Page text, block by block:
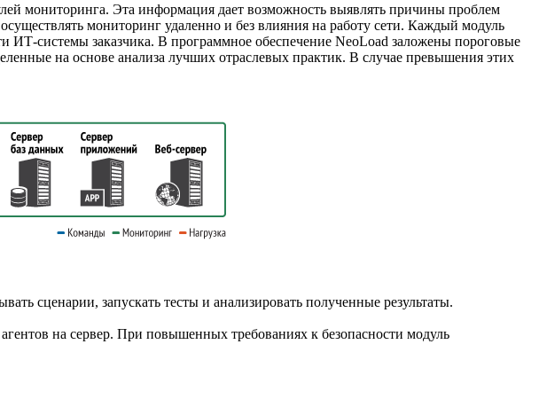
мониторинга. Эта информация дает возможность выявлять причины проблем
мониторинг удаленно и без влияния на работу сети. Каждый модуль
ИТ-системы заказчика. В программное обеспечение NeoLoad заложены пороговые
на основе анализа лучших отраслевых практик. В случае превышения этих
сценарии, запускать тесты и анализировать полученные результаты.
агентов на сервер. При повышенных требованиях к безопасности модуль